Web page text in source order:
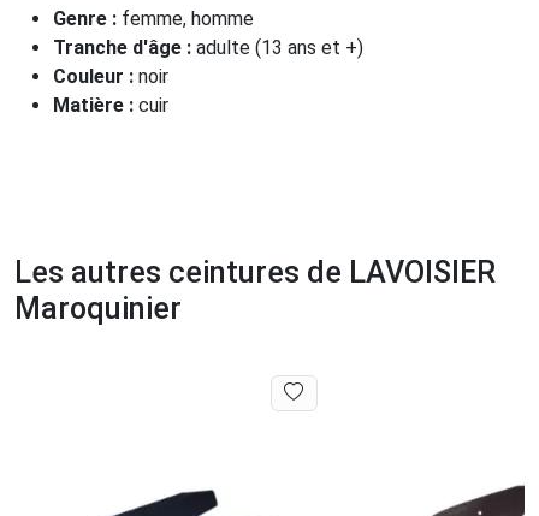
Genre : femme, homme
Tranche d'âge : adulte (13 ans et +)
Couleur : noir
Matière : cuir
Les autres ceintures de LAVOISIER
Maroquinier